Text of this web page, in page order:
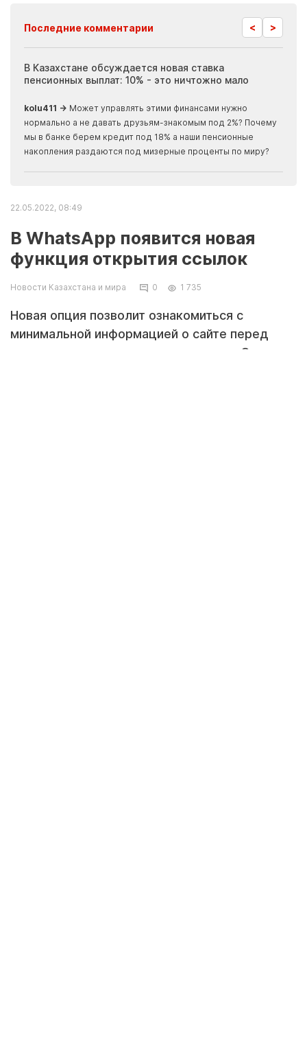
Последние комментарии < >
В Казахстане обсуждается новая ставка
пенсионных выплат: 10% - это ничтожно мало
kolu411 → Может управлять этими финансами нужно
нормально а не давать друзьям-знакомым под 2%? Почему
мы в банке берем кредит под 18% а наши пенсионные
накопления раздаются под мизерные проценты по миру?
22.05.2022, 08:49
В WhatsApp появится новая
функция открытия ссылок
Новости Казахстана и мира 0 1 735
Новая опция позволит ознакомиться с
минимальной информацией о сайте перед
переходом на него из мессенджера. Опция